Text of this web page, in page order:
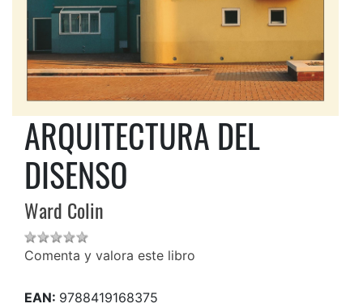
ARQUITECTURA DEL
DISENSO
Ward Colin
Comenta y valora este libro
EAN: 9788419168375